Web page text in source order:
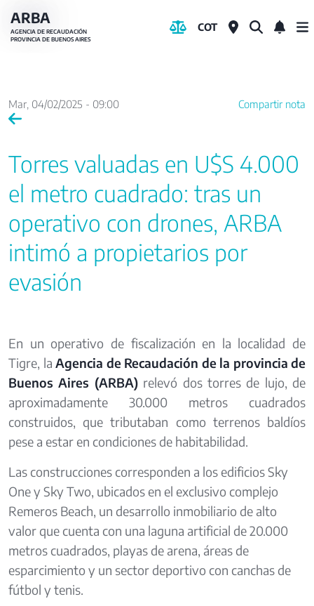
Pasar
al
ARBA
AGENCIA DE RECAUDACIÓN
PROVINCIA DE BUENOS AIRES
COT
Mar, 04/02/2025 - 09:00 Compartir nota
Torres valuadas en U$S 4.000
el metro cuadrado: tras un
operativo con drones, ARBA
intimó a propietarios por
evasión
En un operativo de fiscalización en la localidad de
Tigre, la Agencia de Recaudación de la provincia de
Buenos Aires (ARBA) relevó dos torres de lujo, de
aproximadamente 30.000 metros cuadrados
construidos, que tributaban como terrenos baldíos
pese a estar en condiciones de habitabilidad.
Las construcciones corresponden a los edificios Sky
One y Sky Two, ubicados en el exclusivo complejo
Remeros Beach, un desarrollo inmobiliario de alto
valor que cuenta con una laguna artificial de 20.000
metros cuadrados, playas de arena, áreas de
esparcimiento y un sector deportivo con canchas de
fútbol y tenis.